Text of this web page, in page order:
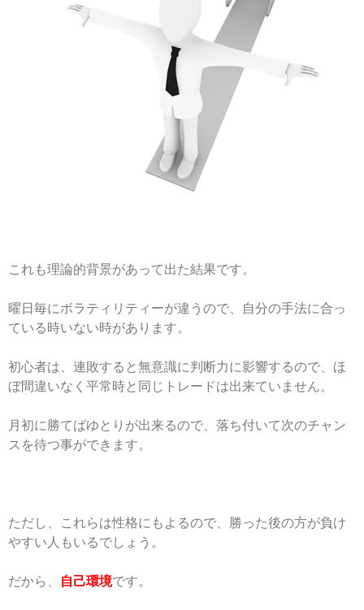
これも理論的背景があって出た結果です。
曜日毎にボラティリティーが違うので、自分の手法に合っ
ている時いない時があります。
初心者は、連敗すると無意識に判断力に影響するので、ほ
ぼ間違いなく平常時と同じトレードは出来ていません。
月初に勝てばゆとりが出来るので、落ち付いて次のチャン
スを待つ事ができます。
ただし、これらは性格にもよるので、勝った後の方が負け
やすい人もいるでしょう。
だから、 自己環境です。